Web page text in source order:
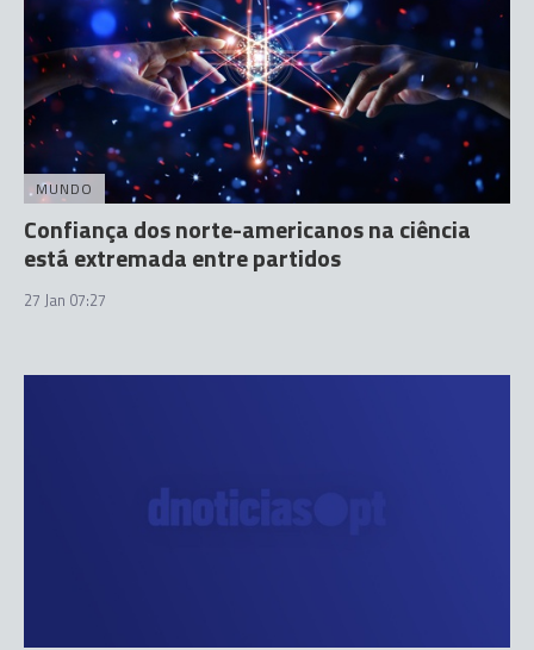
MUNDO
Confiança dos norte-americanos na ciência
está extremada entre partidos
27 Jan 07:27